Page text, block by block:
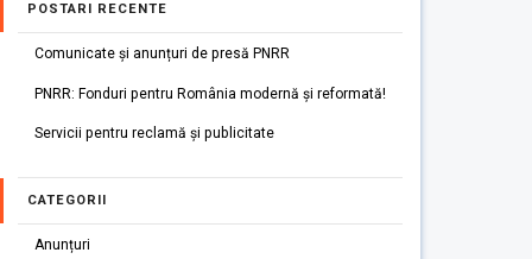
POSTARI RECENTE
Comunicate și anunțuri de presă PNRR
PNRR: Fonduri pentru România modernă și reformată!
Servicii pentru reclamă și publicitate
CATEGORII
Anunțuri